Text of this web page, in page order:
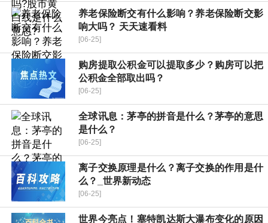
养老保险断交有什么影响？养老保险断交影
响大吗？ 天天速看料
[06-25]
购房提取公积金可以提取多少？购房可以把
公积金全部取出吗？
[06-25]
全球讯息：茅亭的拼音是什么？茅亭的意思
是什么？
[06-25]
离子交换原理是什么？离子交换的作用是什
么？_世界新动态
[06-25]
世界今亮点！塞特凯达斯大瀑布变化的原因